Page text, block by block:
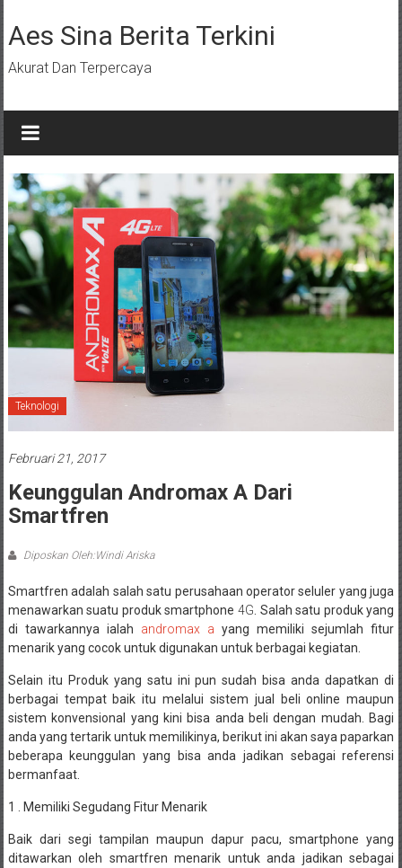
ke
konten
Aes Sina Berita Terkini
Akurat Dan Terpercaya
Teknologi
Februari 21, 2017
Keunggulan Andromax A Dari
Smartfren
Diposkan Oleh:Windi Ariska
Smartfren adalah salah satu perusahaan operator seluler yang juga
menawarkan suatu produk smartphone 4G . Salah satu produk yang
di tawarkannya ialah andromax a yang memiliki sejumlah fitur
menarik yang cocok untuk digunakan untuk berbagai kegiatan.
Selain itu Produk yang satu ini pun sudah bisa anda dapatkan di
berbagai tempat baik itu melalui sistem jual beli online maupun
sistem konvensional yang kini bisa anda beli dengan mudah. Bagi
anda yang tertarik untuk memilikinya, berikut ini akan saya paparkan
beberapa keunggulan yang bisa anda jadikan sebagai referensi
bermanfaat.
1 . Memiliki Segudang Fitur Menarik
Baik dari segi tampilan maupun dapur pacu, smartphone yang
ditawarkan oleh smartfren menarik untuk anda jadikan sebagai